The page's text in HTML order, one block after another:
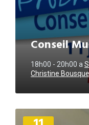
Conseil
18h00 - 20h00 a
Christine
Plus
d'informations